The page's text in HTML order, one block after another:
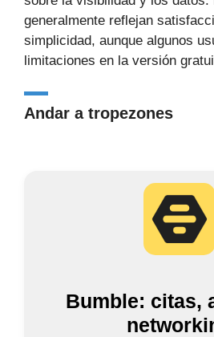
generalmente reflejan
simplicidad, aunque algunos
limitaciones en la versión
Andar a tropezones
Bumble: citas,